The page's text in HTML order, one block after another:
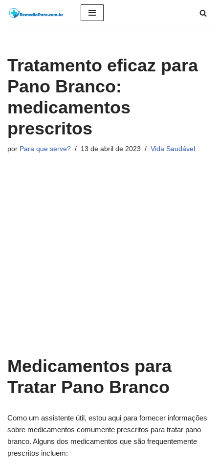
conteúdo
Tratamento eficaz para
Pano Branco:
medicamentos
prescritos
por Para que serve? 13 de abril de 2023 Vida Saudável
Medicamentos para
Tratar Pano Branco
Como um assistente útil, estou aqui para fornecer informações
sobre medicamentos comumente prescritos para tratar pano
branco. Alguns dos medicamentos que são frequentemente
prescritos incluem: